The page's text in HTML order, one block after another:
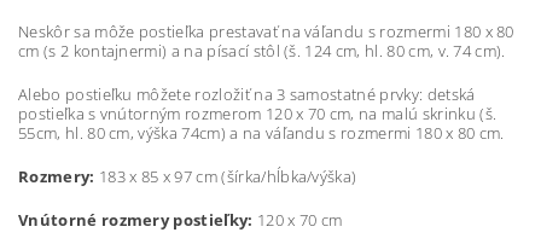
Neskôr sa môže postieľka prestavať na váľandu s rozmermi 180 x 80
cm (s 2 kontajnermi) a na písací stôl (š. 124 cm, hl. 80 cm, v. 74 cm).
Alebo postieľku môžete rozložiť na 3 samostatné prvky: detská
postieľka s vnútorným rozmerom 120 x 70 cm, na malú skrinku (š.
55cm, hl. 80 cm, výška 74cm) a na váľandu s rozmermi 180 x 80 cm.
Rozmery: 183 x 85 x 97 cm (šírka/hĺbka/výška)
Vnútorné rozmery postieľky: 120 x 70 cm